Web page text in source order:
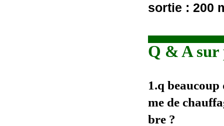
sortie : 200
Q & A sur
1.q beaucoup
me de
bre ?